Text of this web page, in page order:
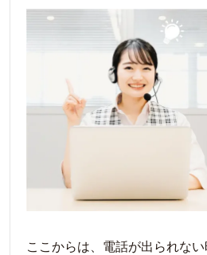
ここからは、電話が出られな